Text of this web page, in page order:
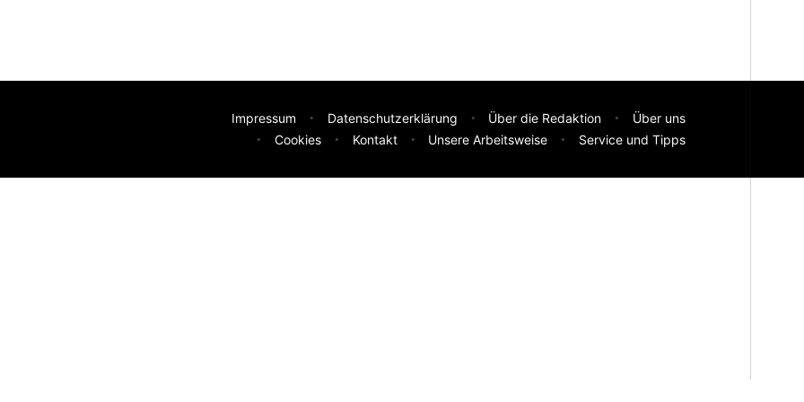
Impressum Datenschutzerklärung Über die Redaktion
Über uns
Cookies
Kontakt Unsere Arbeitsweise Service und Tipps